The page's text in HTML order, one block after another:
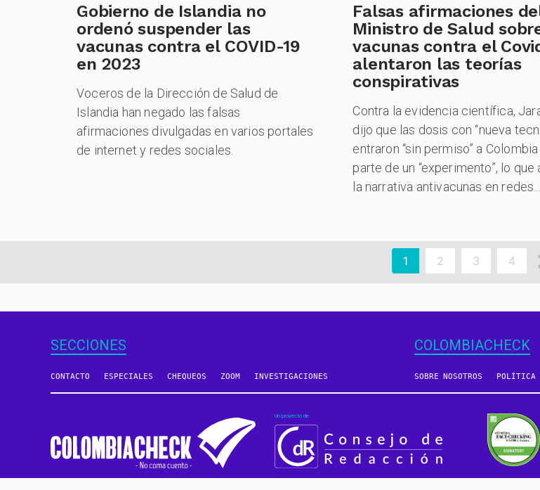
Gobierno de Islandia no
ordenó suspender las
vacunas contra el COVID-19
en 2023
Voceros de la Dirección de Salud de
Islandia han negado las falsas
afirmaciones divulgadas en varios portales
de internet y redes sociales.
Falsas afirmaciones
Ministro de Salud
vacunas contra el
alentaron las teorías
conspirativas
Contra la evidencia científica,
dijo que las dosis con “nueva
entraron “sin permiso” a
parte de un “experimento”, lo que
la narrativa antivacunas en redes....
Página
actual
1 Page
2 Page
3 Page
4
SECCIONES
CONTACTO ESPECIALES CHEQUEOS ZOOM INVESTIGACIONES
COLOMBIACHECK
SOBRE NOSOTROS POLÍTICA
Un proyecto de